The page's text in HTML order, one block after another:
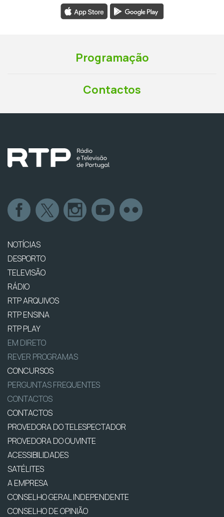
Programação
Contactos
NOTÍCIAS
DESPORTO
TELEVISÃO
RÁDIO
RTP ARQUIVOS
RTP ENSINA
RTP PLAY
EM DIRETO
REVER PROGRAMAS
CONCURSOS
PERGUNTAS FREQUENTES
CONTACTOS
CONTACTOS
PROVEDORA DO TELESPECTADOR
PROVEDORA DO OUVINTE
ACESSIBILIDADES
SATÉLITES
A EMPRESA
CONSELHO GERAL INDEPENDENTE
CONSELHO DE OPINIÃO